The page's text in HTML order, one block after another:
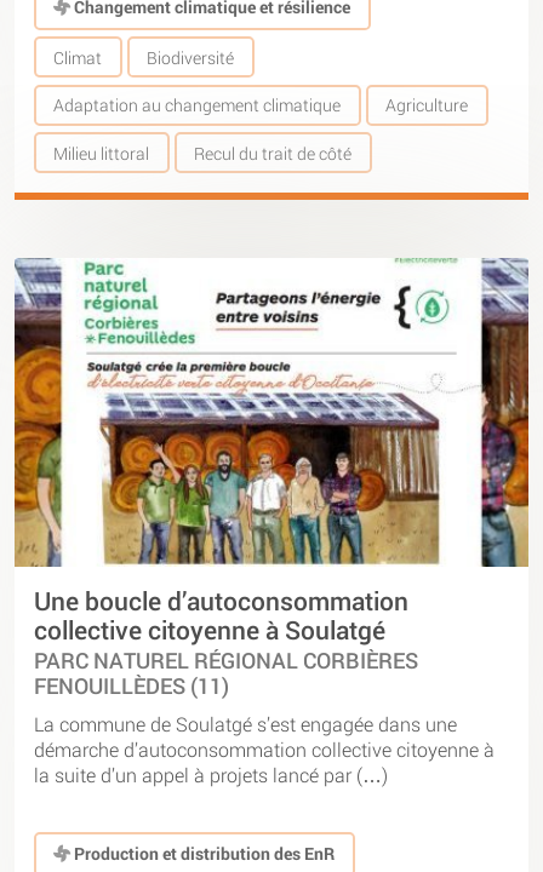
Changement climatique et résilience
Climat Biodiversité
Adaptation au changement climatique Agriculture
Milieu littoral Recul du trait de côté
Une boucle d’autoconsommation
collective citoyenne à Soulatgé
PARC NATUREL RÉGIONAL CORBIÈRES
FENOUILLÈDES (11)
La commune de Soulatgé s’est engagée dans une
démarche d’autoconsommation collective citoyenne à
la suite d’un appel à projets lancé par (…)
Production et distribution des EnR